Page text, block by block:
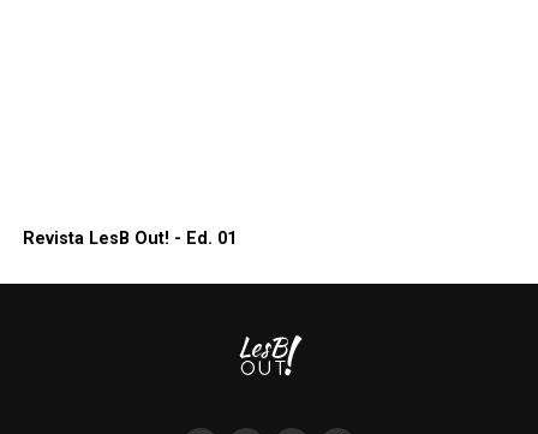
Revista LesB Out! - Ed. 01